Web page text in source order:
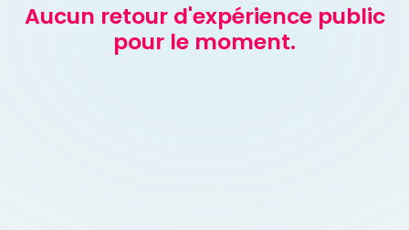
Aucun retour d'expérience public
pour le moment.